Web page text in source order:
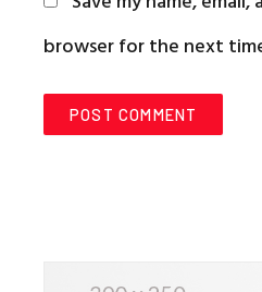
browser for the next